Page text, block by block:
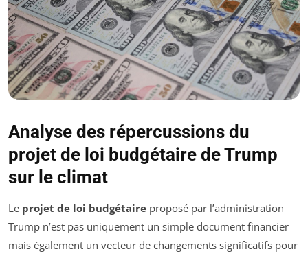
Analyse des répercussions du
projet de loi budgétaire de Trump
sur le climat
Le projet de loi budgétaire proposé par l’administration
Trump n’est pas uniquement un simple document financier
mais également un vecteur de changements significatifs pour